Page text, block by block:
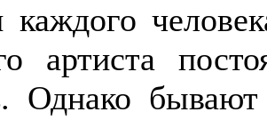
артиста
Однако